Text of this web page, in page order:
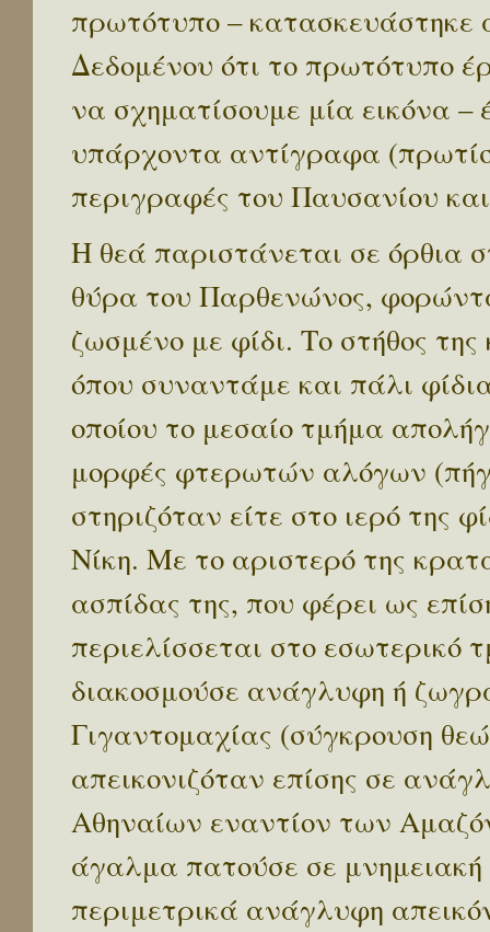
πρωτότυπο – κατασκευάστηκε
Δεδομένου ότι το πρωτότυπο
να σχηματίσουμε μία εικόνα
υπάρχοντα αντίγραφα
περιγραφές του Παυσανίου
Η θεά παριστάνεται σε όρθια
θύρα του Παρθενώνος,
ζωσμένο με φίδι. Το στήθος
όπου συναντάμε και πάλι
οποίου το μεσαίο τμήμα
μορφές φτερωτών αλόγων
στηριζόταν είτε στο ιερό της
Νίκη. Με το αριστερό της
ασπίδας της, που φέρει ως
περιελίσσεται στο εσωτερικό
διακοσμούσε ανάγλυφη ή
Γιγαντομαχίας (σύγκρουση
απεικονιζόταν επίσης σε
Αθηναίων εναντίον των
άγαλμα πατούσε σε μνημειακή
περιμετρικά ανάγλυφη